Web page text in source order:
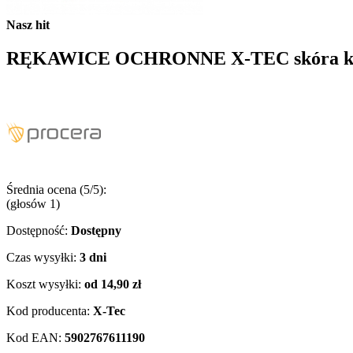
Nasz hit
RĘKAWICE OCHRONNE X-TEC skóra
Średnia ocena (5/5):
(głosów 1)
Dostępność: Dostępny
Czas wysyłki: 3 dni
Koszt wysyłki: od 14,90 zł
Kod producenta: X-Tec
Kod EAN: 5902767611190